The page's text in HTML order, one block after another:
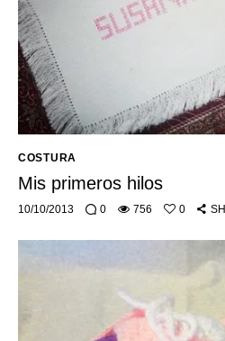
COSTURA
Mis primeros hilos
10/10/2013 0 756 0